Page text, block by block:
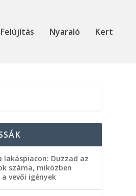
Felújítás Nyaraló Kert
lakáspiacon: Duzzad az
száma, miközben
vevői igények